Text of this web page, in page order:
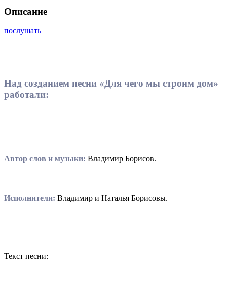
Описание
послушать
Над созданием песни «Для чего мы строим дом»
работали:
Автор слов и музыки: Владимир Борисов.
Исполнители: Владимир и Наталья Борисовы.
Текст песни: